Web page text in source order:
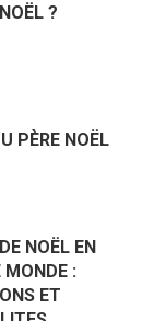
?
PÈRE NOËL
NOËL EN
MONDE :
ET